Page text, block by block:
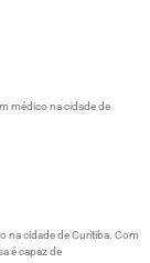
médico na cidade de
na cidade de Curitiba. Com
é capaz de